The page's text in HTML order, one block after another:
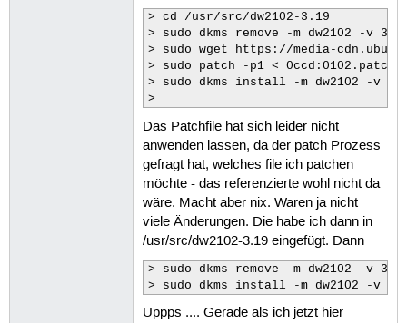
76
77
78
79
80
81
84
85
86
87
88
89
90
91
93
94
96
> cd /usr/src/dw2102-3.19
> sudo dkms remove -m dw2102 -v
> sudo wget https://media-
> sudo patch -p1 < 0ccd:0102.patch
> sudo dkms install -m dw2102 -v
>
Das Patchfile hat sich leider nicht
anwenden lassen, da der patch Prozess
gefragt hat, welches file ich patchen
möchte - das referenzierte wohl nicht da
wäre. Macht aber nix. Waren ja nicht
viele Änderungen. Die habe ich dann in
/usr/src/dw2102-3.19 eingefügt. Dann
> sudo dkms remove -m dw2102 -v
> sudo dkms install -m dw2102 -v
Uppps .... Gerade als ich jetzt hier